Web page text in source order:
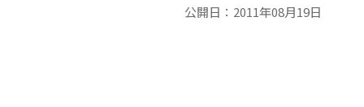
公開日： 2011年08月19日